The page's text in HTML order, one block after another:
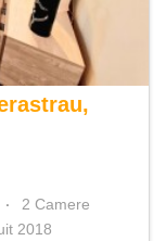
camere
2 Camere
2018